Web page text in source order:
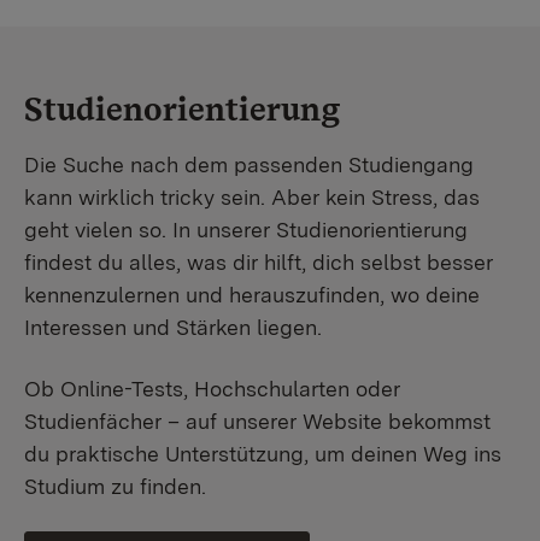
Studienorientierung
Die Suche nach dem passenden Studiengang
kann wirklich tricky sein. Aber kein Stress, das
geht vielen so. In unserer Studienorientierung
findest du alles, was dir hilft, dich selbst besser
kennenzulernen und herauszufinden, wo deine
Interessen und Stärken liegen.
Ob Online-Tests, Hochschularten oder
Studienfächer – auf unserer Website bekommst
du praktische Unterstützung, um deinen Weg ins
Studium zu finden.